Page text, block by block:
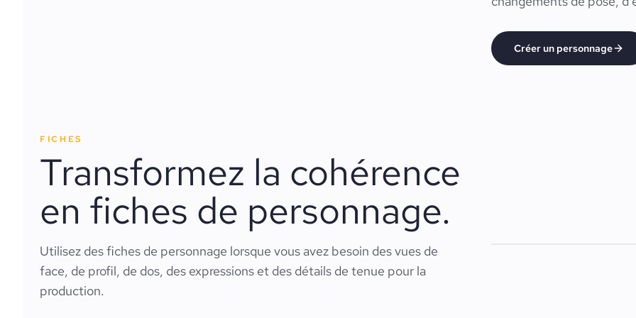
Créer un personnage
FICHES
Transformez la cohérence
en fiches de personnage.
Utilisez des fiches de personnage lorsque vous avez besoin des vues de
face, de profil, de dos, des expressions et des détails de tenue pour la
production.